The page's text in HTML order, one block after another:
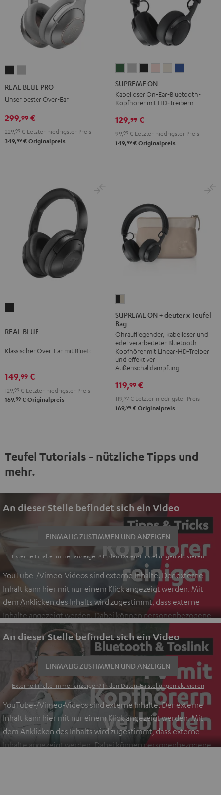
BlackGray
REAL BLUE PRO
Unser bester Over-Ear
299,99 €
229,99 € Letzter niedrigster Preis
349,99 € Originalpreis
ON
Ivy
Green
ON
Moon
Gray
ON
Night
Black
Pale
Gold
Sand
White
Space
Blue
SUPREME ON
Kabelloser On‑Ear‑Bluetooth-
Kopfhörer mit HD‑Treibern
129,99 €
99, 99 € Letzter niedrigster Preis
149,99 € Originalpreis
Night
REAL BLUE
Klassischer Over-Ear mit Bluetooth
149,99 €
129, 99 € Letzter niedrigster Preis
169,99 € Originalpreis
ON
+
deuter
x
Teufel
Bag
Night
Black
/
SUPREME ON + deuter x Teufel
Bag
Ohraufliegender, kabelloser und
edel verarbeiteter Bluetooth-
Kopfhörer mit Linear-HD-Treiber
und effektiver
Außenschalldämpfung
119,99 €
119, 99 € Letzter niedrigster Preis
169,99 € Originalpreis
Teufel Tutorials - nützliche Tipps und
mehr.
An dieser Stelle befindet sich ein Video
EINMALIG ZUSTIMMEN UND ANZEIGEN
Externe Inhalte immer anzeigen? In den Daten‑Einstellungen aktivieren
YouTube-/Vimeo-Videos sind externe Inhalte. Der externe
Inhalt kann hier mit nur einem Klick angezeigt werden. Mit
dem Anklicken des Inhalts wird zugestimmt, dass externe
Inhalte angezeigt werden. Dabei können personenbezogene
Daten an Drittplattformen übermittelt werden.
Weitere
Informationen sind in der Datenschutzerklärung unter I zu
An dieser Stelle befindet sich ein Video
EINMALIG ZUSTIMMEN UND ANZEIGEN
Externe Inhalte immer anzeigen? In den Daten‑Einstellungen aktivieren
YouTube-/Vimeo-Videos sind externe Inhalte. Der externe
Inhalt kann hier mit nur einem Klick angezeigt werden. Mit
dem Anklicken des Inhalts wird zugestimmt, dass externe
Inhalte angezeigt werden. Dabei können personenbezogene